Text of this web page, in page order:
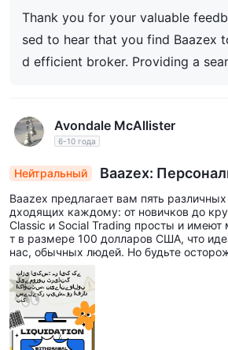
й приоритет. Мы ценим ваше
ндацию, и остаемся
ю лучшего сервиса. Если вам
бится помощь, наша команда
Thank you for your valuable
sed to hear that you find Baazex
d efficient broker. Providing a
nd recommendation, and we
delivering the best service. If you
nce, our team is always here to
Avondale McAllister
6-10 года
Нейтральный
Baazex:
рговые счета для всех, от
сионалов
Baazex предлагает вам пять
дходящих каждому: от новичков до
Classic и Social Trading просты и
т в размере 100 долларов США, что
нас, обычных людей. Но будьте
лларов и заканчивая огромными 10 000
ECN. Обязательно выберите тот,
ему денежному потоку и торговой
нты, просто нужно найти подходящую